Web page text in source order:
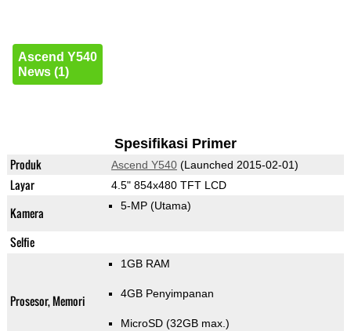
Ascend Y540
News (1)
Spesifikasi Primer
Produk Ascend Y540(Launched 2015-02-01)
Layar 4.5" 854x480 TFT LCD
Kamera 5-MP (Utama)
Selfie
Prosesor, Memori
1GB RAM
4GB Penyimpanan
MicroSD (32GB max.)